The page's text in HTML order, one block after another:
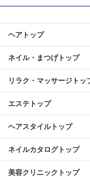
ヘアトップ
ネイル・まつげトップ
リラク・マッサージトッ
エステトップ
ヘアスタイルトップ
ネイルカタログトップ
美容クリニックトップ